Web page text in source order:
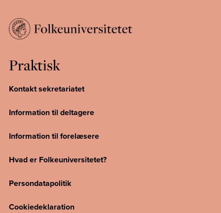
Praktisk
Kontakt sekretariatet
Information til deltagere
Information til forelæsere
Hvad er Folkeuniversitetet?
Persondatapolitik
Cookiedeklaration